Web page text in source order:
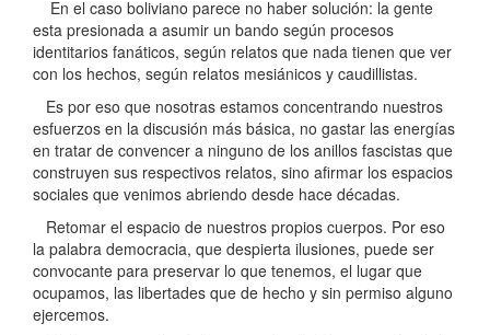
En el caso boliviano parece no haber solución: la gente
esta presionada a asumir un bando según procesos
identitarios fanáticos, según relatos que nada tienen que ver
con los hechos, según relatos mesiánicos y caudillistas.
Es por eso que nosotras estamos concentrando nuestros
esfuerzos en la discusión más básica, no gastar las energías
en tratar de convencer a ninguno de los anillos fascistas que
construyen sus respectivos relatos, sino afirmar los espacios
sociales que venimos abriendo desde hace décadas.
Retomar el espacio de nuestros propios cuerpos. Por eso
la palabra democracia, que despierta ilusiones, puede ser
convocante para preservar lo que tenemos, el lugar que
ocupamos, las libertades que de hecho y sin permiso alguno
ejercemos.